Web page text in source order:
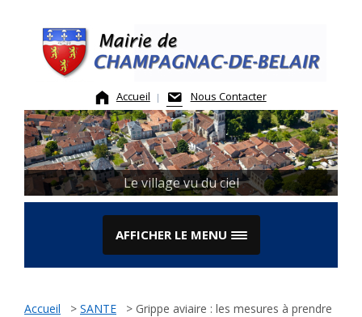
content
Accueil Nous Contacter
Le village vu du ciel
AFFICHER LE MENU
Accueil > SANTE > Grippe aviaire : les mesures à prendre